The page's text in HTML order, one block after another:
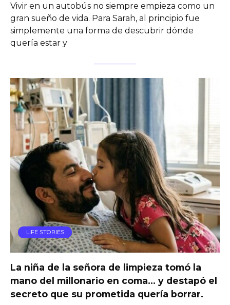
Vivir en un autobús no siempre empieza como un
gran sueño de vida. Para Sarah, al principio fue
simplemente una forma de descubrir dónde
quería estar y
LIFE STORIES
La niña de la señora de limpieza tomó la
mano del millonario en coma… y destapó el
secreto que su prometida quería borrar.